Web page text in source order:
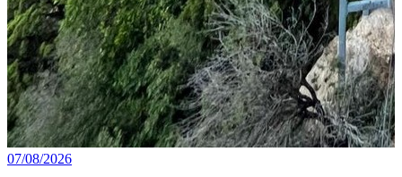
07/08/2026